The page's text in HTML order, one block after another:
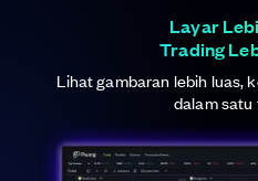
Layar
Trading
Lihat gambaran lebih luas,
dalam satu